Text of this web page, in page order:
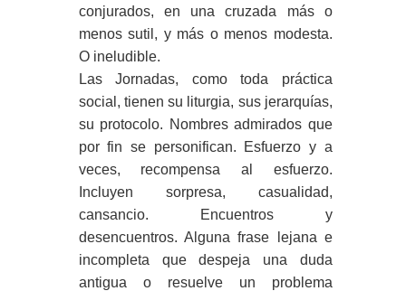
conjurados, en una cruzada más o
menos sutil, y más o menos modesta.
O ineludible.
Las Jornadas, como toda práctica
social, tienen su liturgia, sus jerarquías,
su protocolo. Nombres admirados que
por fin se personifican. Esfuerzo y a
veces, recompensa al esfuerzo.
Incluyen sorpresa, casualidad,
cansancio. Encuentros y
desencuentros. Alguna frase lejana e
incompleta que despeja una duda
antigua o resuelve un problema